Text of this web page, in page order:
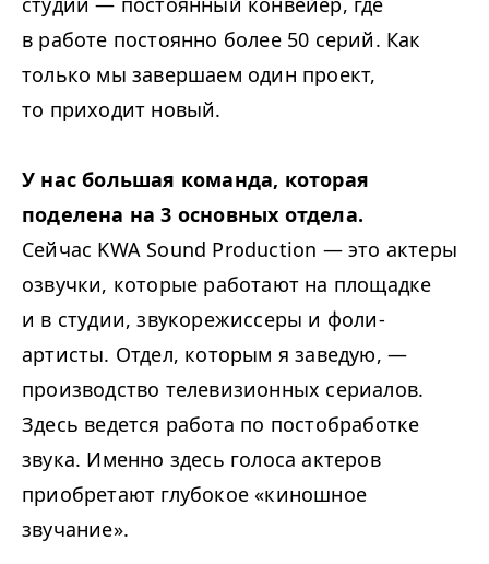
в работе постоянно более 50 серий. Как
только мы завершаем один проект,
то приходит новый.
У нас большая команда, которая
поделена на 3 основных отдела.
Сейчас KWA Sound Production — это актеры
озвучки, которые работают на площадке
и в студии, звукорежиссеры и фоли-
артисты. Отдел, которым я заведую, —
производство телевизионных сериалов.
Здесь ведется работа по постобработке
звука. Именно здесь голоса актеров
приобретают глубокое «киношное
звучание».